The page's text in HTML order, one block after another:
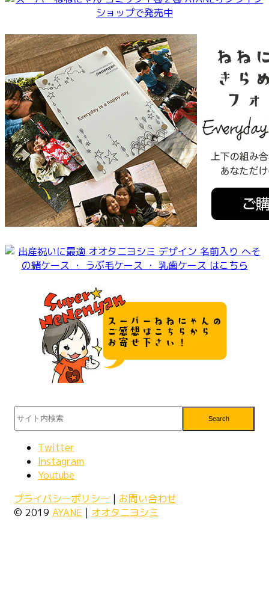
Search
Twitter
Instagram
Youtube
プライバシーポリシー | お問い合わせ
© 2019 AYANE | オオタニヨシミ